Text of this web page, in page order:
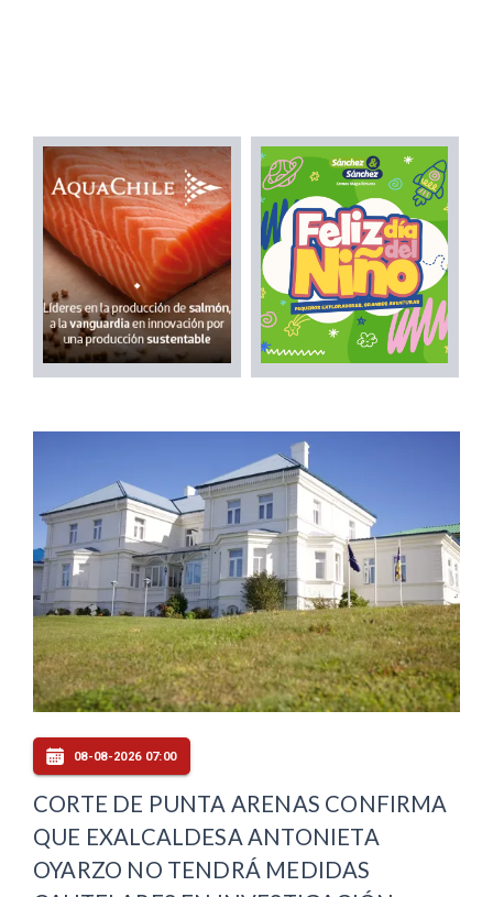
08-08-2026 07:00
CORTE DE PUNTA ARENAS CONFIRMA
QUE EXALCALDESA ANTONIETA
OYARZO NO TENDRÁ MEDIDAS